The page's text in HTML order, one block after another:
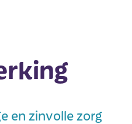
en zinvolle zorg